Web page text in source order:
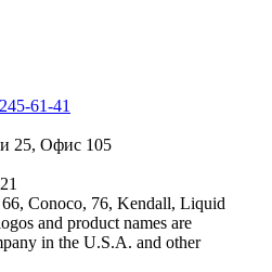
61-41
25, Офис 105
Conoco, 76, Kendall, Liquid
and product names are
in the U.S.A. and other